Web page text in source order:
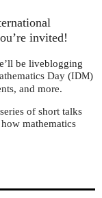
invited!
be liveblogging
Day (IDM)
and more.
of short talks
mathematics